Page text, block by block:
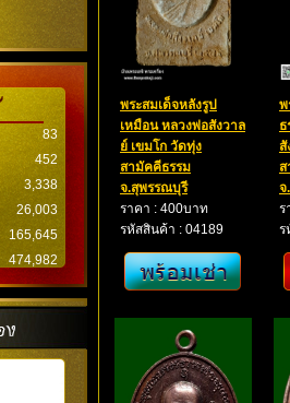
83
452
3,338
26,003
165,645
474,982
พระสมเด็จหลังรูป
เหมือน หลวงพ่อสังวาล
ย์ เขมโก วัดทุ่ง
สามัคคีธรรม
จ.สุพรรณบุรี
ราคา : 400บาท
รหัสสินค้า : 04189
พ
ธ
สั
จ
ร
ร